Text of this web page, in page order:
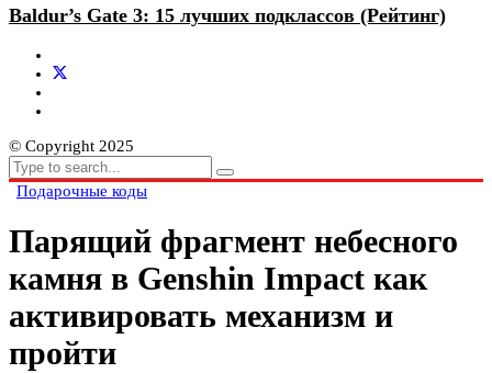
Baldur’s Gate 3: 15 лучших подклассов (Рейтинг)
© Copyright 2025
Подарочные коды
Парящий фрагмент небесного
камня в Genshin Impact как
активировать механизм и
пройти